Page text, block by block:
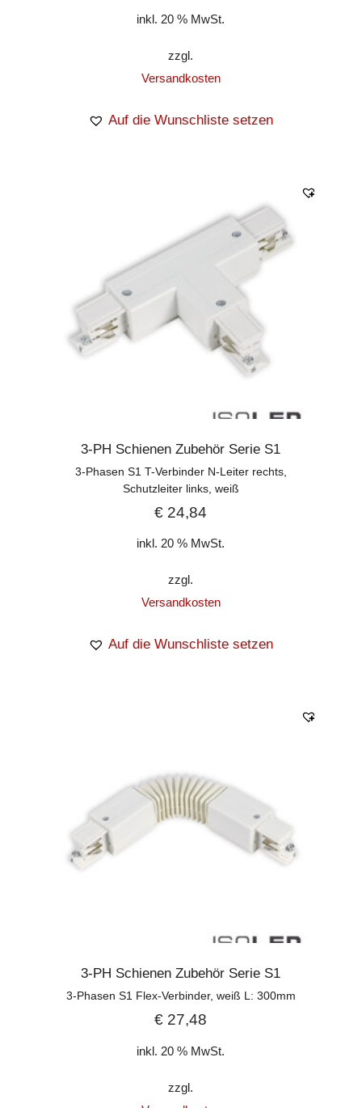
inkl. 20 % MwSt.
zzgl.
Versandkosten
Auf die Wunschliste setzen
3-PH Schienen Zubehör Serie S1
3-Phasen S1 T-Verbinder N-Leiter rechts,
Schutzleiter links, weiß
€ 24,84
inkl. 20 % MwSt.
zzgl.
Versandkosten
Auf die Wunschliste setzen
3-PH Schienen Zubehör Serie S1
3-Phasen S1 Flex-Verbinder, weiß L: 300mm
€ 27,48
inkl. 20 % MwSt.
zzgl.